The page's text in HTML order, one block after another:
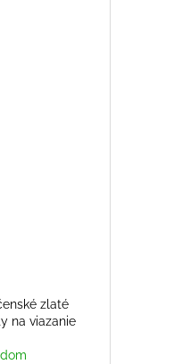
zlaté
na viazanie